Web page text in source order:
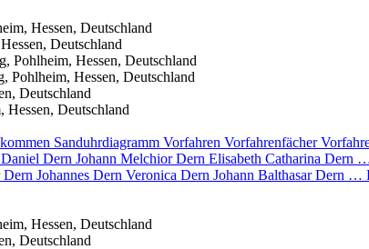
Hessen, Deutschland
Deutschland
Pohlheim, Hessen, Deutschland
Pohlheim, Hessen, Deutschland
Deutschland
Hessen, Deutschland
Sanduhrdiagramm Vorfahren Vorfahrenfächer
Dern Johann MelchiorDern Elisabeth Catharina Dern
Dern Johannes Dern Veronica Dern Johann BalthasarDern …
Hessen, Deutschland
Deutschland